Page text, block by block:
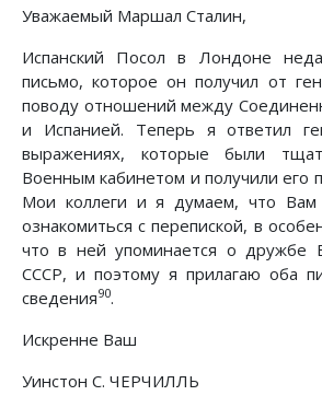
Уважаемый Маршал Сталин,
Испанский Посол в Лондоне
письмо, которое он получил от
поводу отношений между
и Испанией. Теперь я ответил
выражениях, которые были
Военным кабинетом и получили его
Мои коллеги и я думаем, что Вам
ознакомиться с перепиской, в
что в ней упоминается о дружбе
СССР, и поэтому я прилагаю оба
сведения90.
Искренне Ваш
Уинстон С. ЧЕРЧИЛЛЬ